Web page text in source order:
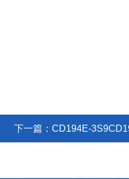
下一篇： CD194E-